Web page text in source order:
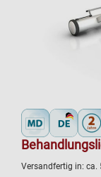
Versandfertig in: ca.